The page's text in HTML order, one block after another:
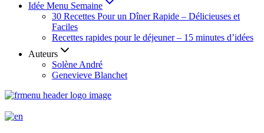
Idée Menu Semaine
30 Recettes Pour un Dîner Rapide – Délicieuses et
Faciles
Recettes rapides pour le déjeuner – 15 minutes d’idées
Auteurs
Solène André
Genevieve Blanchet